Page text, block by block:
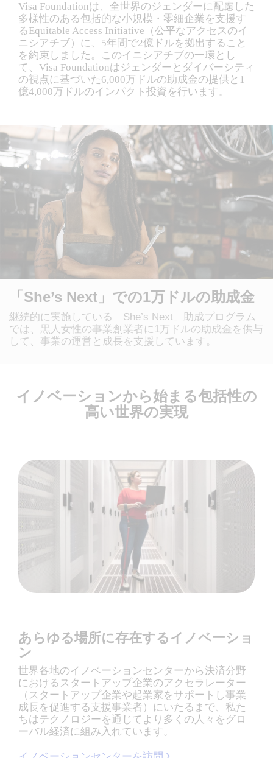
Visa Foundationは、全世界のジェンダーに配慮した
多様性のある包括的な小規模・零細企業を支援す
るEquitable Access Initiative（公平なアクセスのイ
ニシアチブ）に、5年間で2億ドルを拠出すること
を約束しました。このイニシアチブの一環とし
て、Visa Foundationはジェンダーとダイバーシティ
の視点に基づいた6,000万ドルの助成金の提供と1
億4,000万ドルのインパクト投資を行います。
「She’s Next」での1万ドルの助成金
継続的に実施している「She’s Next」助成プログラム
では、黒人女性の事業創業者に1万ドルの助成金を供与
して、事業の運営と成長を支援しています。
イノベーションから始まる包括性の
高い世界の実現
あらゆる場所に存在するイノベーショ
ン
世界各地のイノベーションセンターから決済分野
におけるスタートアップ企業のアクセラレーター
（スタートアップ企業や起業家をサポートし事業
成長を促進する支援事業者）にいたるまで、私た
ちはテクノロジーを通じてより多くの人々をグロ
ーバル経済に組み入れています。